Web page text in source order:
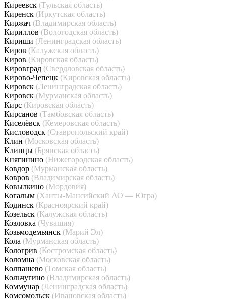
Киреевск (Тульская область)
Киренск (Иркутская область)
Киржач (Владимирская область)
Кириллов (Вологодская область)
Кириши (Ленинградская область)
Киров (Калужская область)
Киров (Кировская область)
Кировград (Свердловская область)
Кирово-Чепецк (Кировская область)
Кировск (Ленинградская область)
Кировск (Мурманская область)
Кирс (Кировская область)
Кирсанов (Тамбовская область)
Киселёвск (Кемеровская область)
Кисловодск (Ставропольский край)
Клин (Московская область)
Клинцы (Брянская область)
Княгинино (Нижегородская область)
Ковдор (Мурманская область)
Ковров (Владимирская область)
Ковылкино (Мордовия)
Когалым (Ханты-Мансийский АО — Югра)
Кодинск (Красноярский край)
Козельск (Калужская область)
Козловка (Чувашия)
Козьмодемьянск (Марий Эл)
Кола (Мурманская область)
Кологрив (Костромская область)
Коломна (Московская область)
Колпашево (Томская область)
Кольчугино (Владимирская область)
Коммунар (Ленинградская область)
Комсомольск (Ивановская область)